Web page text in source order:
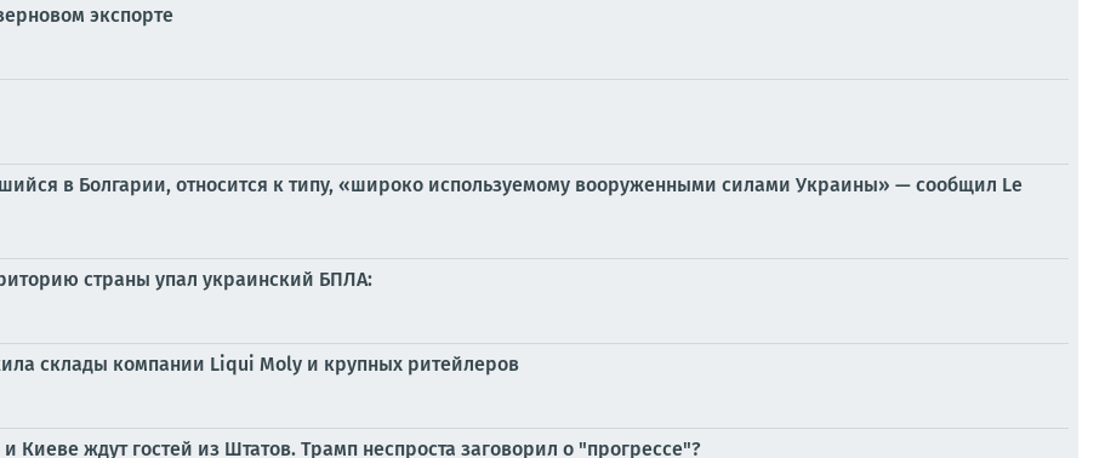
экспорте
в Болгарии, относится к типу, «широко используемому вооруженными силами Украины» — сообщил Le
страны упал украинский БПЛА:
склады компании Liqui Moly и крупных ритейлеров
Киеве ждут гостей из Штатов. Трамп неспроста заговорил о "прогрессе"?